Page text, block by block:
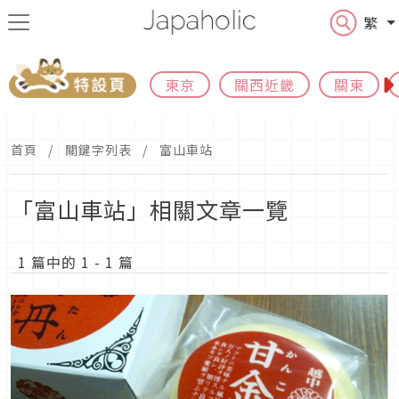
繁
東京 關西近畿 關東
首頁 關鍵字列表 富山車站
「富山車站」相關文章一覽
1 篇中的 1 - 1 篇